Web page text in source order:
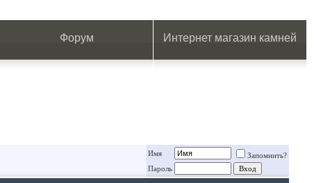
Форум Интернет магазин камней
Имя
Запомнить?
Пароль